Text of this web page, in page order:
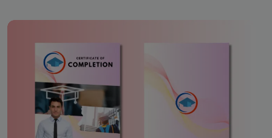
View Details